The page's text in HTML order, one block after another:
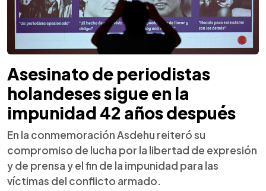
Asesinato de periodistas
holandeses sigue en la
impunidad 42 años después
En la conmemoración Asdehu reiteró su
compromiso de lucha por la libertad de expresión
y de prensa y el fin de la impunidad para las
víctimas del conflicto armado.